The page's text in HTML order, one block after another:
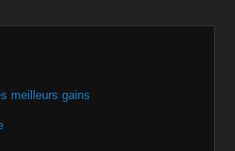
meilleurs gains